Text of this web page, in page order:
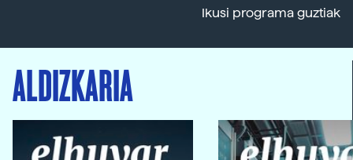
Ikusi programa guztiak
ALDIZKARIA